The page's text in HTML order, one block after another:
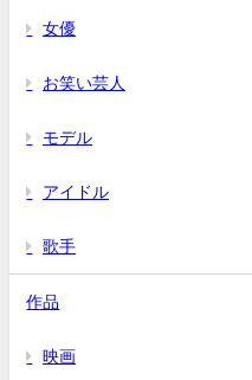
女優
お笑い芸人
モデル
アイドル
歌手
作品
映画